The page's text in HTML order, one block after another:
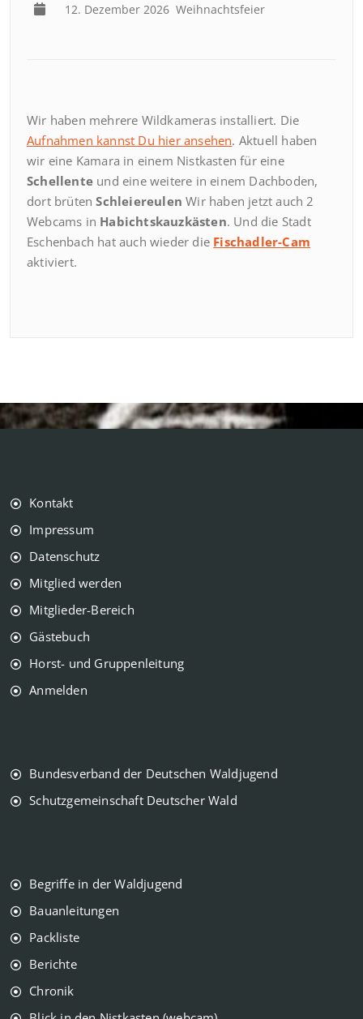
12. Dezember 2026 Weihnachtsfeier
Wir haben mehrere Wildkameras installiert. Die
Aufnahmen kannst Du hier ansehen. Aktuell haben
wir eine Kamara in einem Nistkasten für eine
Schellente und eine weitere in einem Dachboden,
dort brütenSchleiereulen Wir haben jetzt auch 2
Webcams in Habichtskauzkästen. Und die Stadt
Eschenbach hat auch wieder die Fischadler-Cam
aktiviert.
Kontakt
Impressum
Datenschutz
Mitglied werden
Mitglieder-Bereich
Gästebuch
Horst- und Gruppenleitung
Anmelden
Bundesverband der Deutschen Waldjugend
Schutzgemeinschaft Deutscher Wald
Begriffe in der Waldjugend
Bauanleitungen
Packliste
Berichte
Chronik